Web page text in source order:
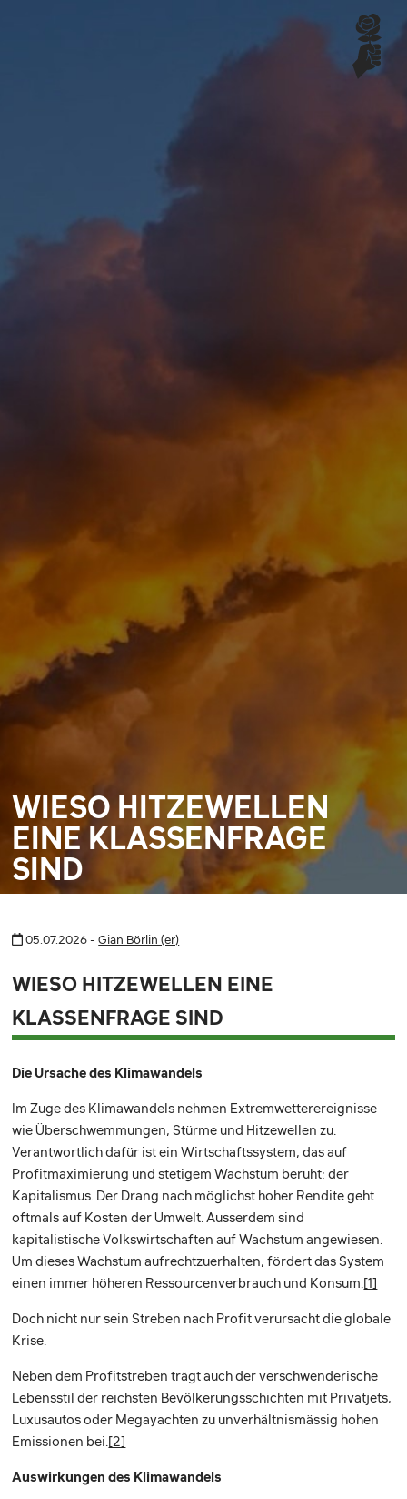
WIESO HITZEWELLEN
EINE KLASSENFRAGE
SIND
05.07.2026 -Gian Börlin (er)
WIESO HITZEWELLEN EINE
KLASSENFRAGE SIND
Die Ursache des Klimawandels
Im Zuge des Klimawandels nehmen Extremwetterereignisse
wie Überschwemmungen, Stürme und Hitzewellen zu.
Verantwortlich dafür ist ein Wirtschaftssystem, das auf
Profitmaximierung und stetigem Wachstum beruht: der
Kapitalismus. Der Drang nach möglichst hoher Rendite geht
oftmals auf Kosten der Umwelt. Ausserdem sind
kapitalistische Volkswirtschaften auf Wachstum angewiesen.
Um dieses Wachstum aufrechtzuerhalten, fördert das System
einen immer höheren Ressourcenverbrauch und Konsum. [1]
Doch nicht nur sein Streben nach Profit verursacht die globale
Krise.
Neben dem Profitstreben trägt auch der verschwenderische
Lebensstil der reichsten Bevölkerungsschichten mit Privatjets,
Luxusautos oder Megayachten zu unverhältnismässig hohen
Emissionen bei. [2]
Auswirkungen des Klimawandels